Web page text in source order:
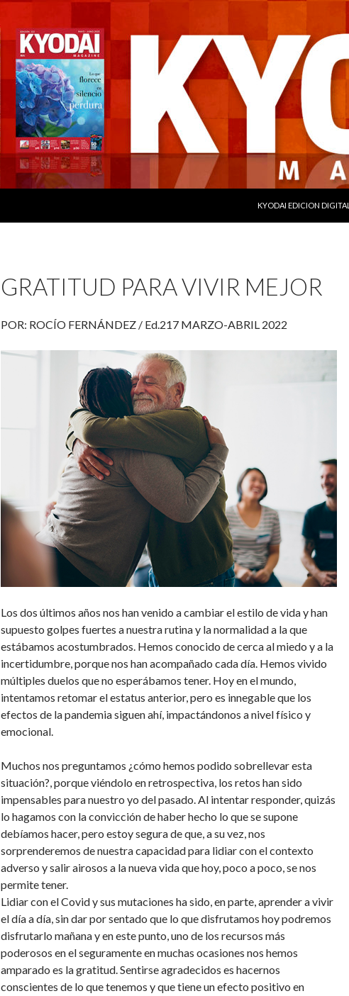
KYODAI EDICION DIGITAL
GRATITUD PARA VIVIR MEJOR
POR: ROCÍO FERNÁNDEZ / Ed.217 MARZO-ABRIL 2022
Los dos últimos años nos han venido a cambiar el estilo de vida y han
supuesto golpes fuertes a nuestra rutina y la normalidad a la que
estábamos acostumbrados. Hemos conocido de cerca al miedo y a la
incertidumbre, porque nos han acompañado cada día. Hemos vivido
múltiples duelos que no esperábamos tener. Hoy en el mundo,
intentamos retomar el estatus anterior, pero es innegable que los
efectos de la pandemia siguen ahí, impactándonos a nivel físico y
emocional.
Muchos nos preguntamos ¿cómo hemos podido sobrellevar esta
situación?, porque viéndolo en retrospectiva, los retos han sido
impensables para nuestro yo del pasado. Al intentar responder, quizás
lo hagamos con la convicción de haber hecho lo que se supone
debíamos hacer, pero estoy segura de que, a su vez, nos
sorprenderemos de nuestra capacidad para lidiar con el contexto
adverso y salir airosos a la nueva vida que hoy, poco a poco, se nos
permite tener.
Lidiar con el Covid y sus mutaciones ha sido, en parte, aprender a vivir
el día a día, sin dar por sentado que lo que disfrutamos hoy podremos
disfrutarlo mañana y en este punto, uno de los recursos más
poderosos en el seguramente en muchas ocasiones nos hemos
amparado es la gratitud. Sentirse agradecidos es hacernos
conscientes de lo que tenemos y que tiene un efecto positivo en